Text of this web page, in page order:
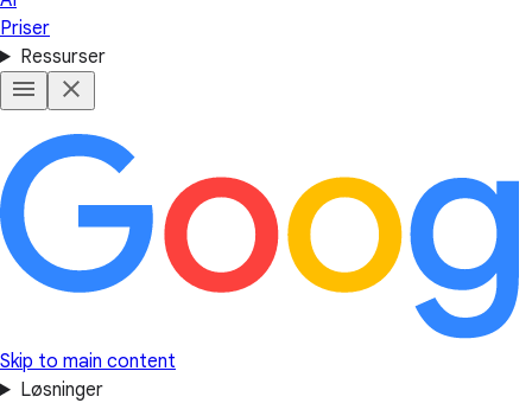
Priser
Ressurser
Skip to main content
Løsninger